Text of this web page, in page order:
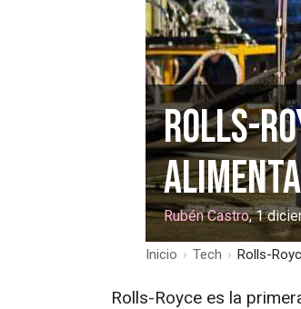
Rolls-
Rubén Castro, 1
Inicio › Tech › Rolls-
Rolls-Royce es la